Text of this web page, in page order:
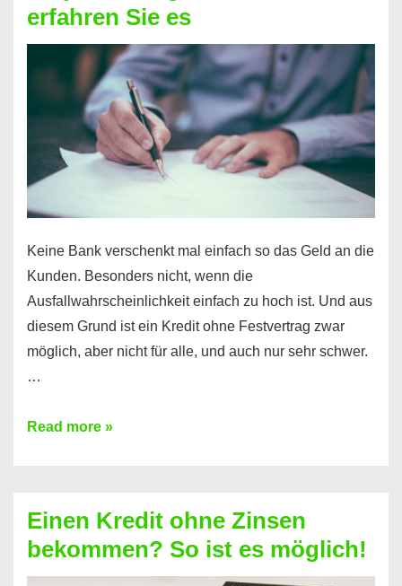
nicht
nur
für
Handy
möglich!
erfahren Sie es
Keine Bank verschenkt mal einfach so das Geld an die
Kunden. Besonders nicht, wenn die
Ausfallwahrscheinlichkeit einfach zu hoch ist. Und aus
diesem Grund ist ein Kredit ohne Festvertrag zwar
möglich, aber nicht für alle, und auch nur sehr schwer.
…
Ist
Festvertrag
für
jeden
Read more »
Einen Kredit ohne Zinsen
bekommen? So ist es möglich!